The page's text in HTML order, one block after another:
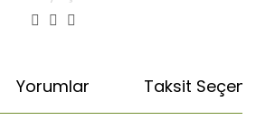
Yorumlar Taksit